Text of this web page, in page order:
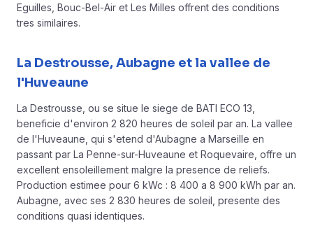
Eguilles, Bouc-Bel-Air et Les Milles offrent des conditions
tres similaires.
La Destrousse, Aubagne et la vallee de
l'Huveaune
La Destrousse, ou se situe le siege de BATI ECO 13,
beneficie d'environ 2 820 heures de soleil par an. La vallee
de l'Huveaune, qui s'etend d'Aubagne a Marseille en
passant par La Penne-sur-Huveaune et Roquevaire, offre un
excellent ensoleillement malgre la presence de reliefs.
Production estimee pour 6 kWc : 8 400 a 8 900 kWh par an.
Aubagne, avec ses 2 830 heures de soleil, presente des
conditions quasi identiques.